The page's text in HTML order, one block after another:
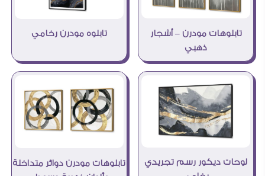
تابلوهات مودرن – أشجار
ذهبي
تابلوه مودرن رخامي
لوحات ديكور رسم تجريدي
تابلوهات مودرن دوائر متداخلة